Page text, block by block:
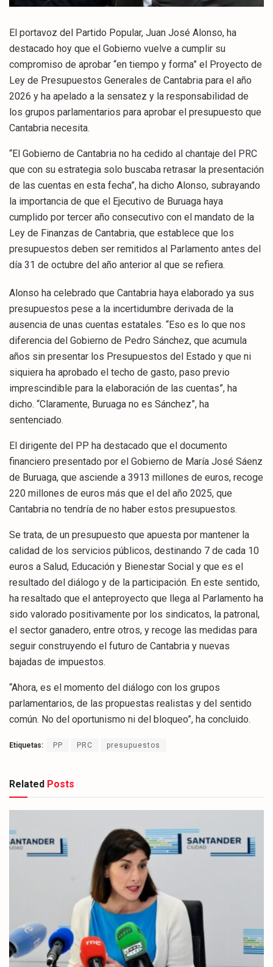
El portavoz del Partido Popular, Juan José Alonso, ha
destacado hoy que el Gobierno vuelve a cumplir su
compromiso de aprobar “en tiempo y forma” el Proyecto de
Ley de Presupuestos Generales de Cantabria para el año
2026 y ha apelado a la sensatez y la responsabilidad de
los grupos parlamentarios para aprobar el presupuesto que
Cantabria necesita.
“El Gobierno de Cantabria no ha cedido al chantaje del PRC
que con su estrategia solo buscaba retrasar la presentación
de las cuentas en esta fecha”, ha dicho Alonso, subrayando
la importancia de que el Ejecutivo de Buruaga haya
cumplido por tercer año consecutivo con el mandato de la
Ley de Finanzas de Cantabria, que establece que los
presupuestos deben ser remitidos al Parlamento antes del
día 31 de octubre del año anterior al que se refiera.
Alonso ha celebrado que Cantabria haya elaborado ya sus
presupuestos pese a la incertidumbre derivada de la
ausencia de unas cuentas estatales. “Eso es lo que nos
diferencia del Gobierno de Pedro Sánchez, que acumula
años sin presentar los Presupuestos del Estado y que ni
siquiera ha aprobado el techo de gasto, paso previo
imprescindible para la elaboración de las cuentas”, ha
dicho. “Claramente, Buruaga no es Sánchez”, ha
sentenciado.
El dirigente del PP ha destacado que el documento
financiero presentado por el Gobierno de María José Sáenz
de Buruaga, que asciende a 3913 millones de euros, recoge
220 millones de euros más que el del año 2025, que
Cantabria no tendría de no haber estos presupuestos.
Se trata, de un presupuesto que apuesta por mantener la
calidad de los servicios públicos, destinando 7 de cada 10
euros a Salud, Educación y Bienestar Social y que es el
resultado del diálogo y de la participación. En este sentido,
ha resaltado que el anteproyecto que llega al Parlamento ha
sido valorado positivamente por los sindicatos, la patronal,
el sector ganadero, entre otros, y recoge las medidas para
seguir construyendo el futuro de Cantabria y nuevas
bajadas de impuestos.
“Ahora, es el momento del diálogo con los grupos
parlamentarios, de las propuestas realistas y del sentido
común. No del oportunismo ni del bloqueo”, ha concluido.
Etiquetas: PP PRC presupuestos
Related Posts